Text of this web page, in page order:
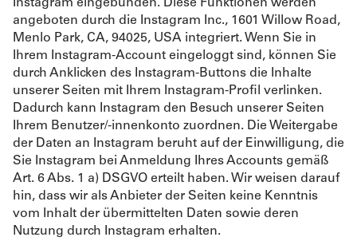
Instagram eingebunden. Diese Funktionen werden
angeboten durch die Instagram Inc., 1601 Willow Road,
Menlo Park, CA, 94025, USA integriert. Wenn Sie in
Ihrem Instagram-Account eingeloggt sind, können Sie
durch Anklicken des Instagram-Buttons die Inhalte
unserer Seiten mit Ihrem Instagram-Profil verlinken.
Dadurch kann Instagram den Besuch unserer Seiten
Ihrem Benutzer/-innenkonto zuordnen. Die Weitergabe
der Daten an Instagram beruht auf der Einwilligung, die
Sie Instagram bei Anmeldung Ihres Accounts gemäß
Art. 6 Abs. 1 a) DSGVO erteilt haben. Wir weisen darauf
hin, dass wir als Anbieter der Seiten keine Kenntnis
vom Inhalt der übermittelten Daten sowie deren
Nutzung durch Instagram erhalten.